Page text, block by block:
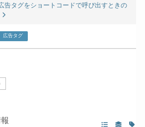
告タグをショートコードで呼び出すときの
広告タグ